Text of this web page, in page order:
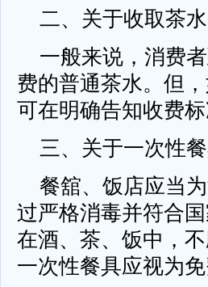
二、关于收取茶
一般来说，消费者
费的普通茶水。但
可在明确告知收费
三、关于一次性
餐舘、饭店应当为
过严格消毒并符合
在酒、茶、饭中，
一次性餐具应视为